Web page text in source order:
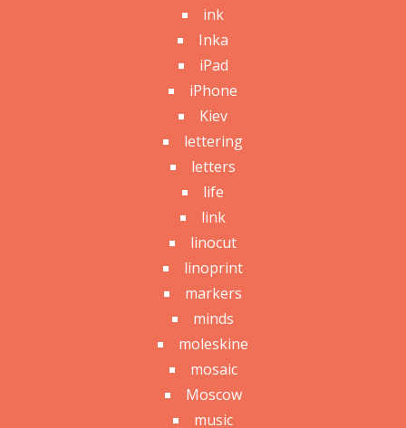
ink
Inka
iPad
iPhone
Kiev
lettering
letters
life
link
linocut
linoprint
markers
minds
moleskine
mosaic
Moscow
music